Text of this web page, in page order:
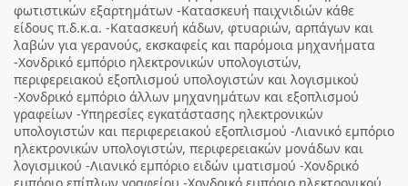
φωτιστικών εξαρτημάτων -Κατασκευή παιχνιδιών κάθε
είδους π.δ.κ.α. -Κατασκευή κάδων, φτυαριών, αρπάγων και
λαβών για γερανούς, εκσκαφείς και παρόμοια μηχανήματα
-Χονδρικό εμπόριο ηλεκτρονικών υπολογιστών,
περιφερειακού εξοπλισμού υπολογιστών και λογισμικού
-Χονδρικό εμπόριο άλλων μηχανημάτων και εξοπλισμού
γραφείων -Υπηρεσίες εγκατάστασης ηλεκτρονικών
υπολογιστών και περιφερειακού εξοπλισμού -Λιανικό εμπόριο
ηλεκτρονικών υπολογιστών, περιφερειακών μονάδων και
λογισμικού -Λιανικό εμπόριο ειδών ιματισμού -Χονδρικό